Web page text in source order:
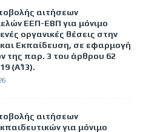
αιτήσεων
ΕΕΠ-ΕΒΠ για μόνιμο
οργανικές θέσεις στην
και Εκπαίδευση, σε εφαρμογή
της παρ. 3 του άρθρου 62
(Α΄13).
αιτήσεων
για μόνιμο